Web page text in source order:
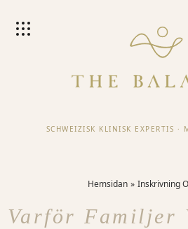
SCHWEIZISK KLINISK EXPERTIS ·
Hemsidan Inskrivning
Varför Familjer